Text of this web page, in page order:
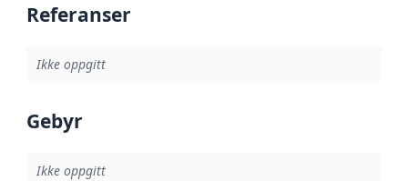
Referanser
Ikke oppgitt
Gebyr
Ikke oppgitt